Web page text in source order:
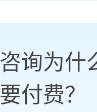
咨询为什
要付费？